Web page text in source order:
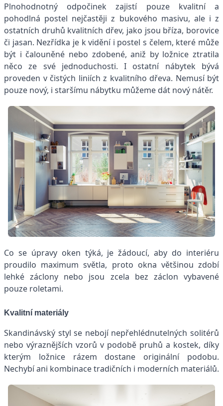
Plnohodnotný odpočinek zajistí pouze kvalitní a
pohodlná postel nejčastěji z bukového masivu, ale i z
ostatních druhů kvalitních dřev, jako jsou bříza, borovice
či jasan. Nezřídka je k vidění i postel s čelem, které může
být i čalouněné nebo zdobené, aniž by ložnice ztratila
něco ze své jednoduchosti. I ostatní nábytek bývá
proveden v čistých liniích z kvalitního dřeva. Nemusí být
pouze nový, i staršímu nábytku můžeme dát nový nátěr.
Co se úpravy oken týká, je žádoucí, aby do interiéru
proudilo maximum světla, proto okna většinou zdobí
lehké záclony nebo jsou zcela bez záclon vybavené
pouze roletami.
Kvalitní materiály
Skandinávský styl se nebojí nepřehlédnutelných solitérů
nebo výraznějších vzorů v podobě pruhů a kostek, díky
kterým ložnice rázem dostane originální podobu.
Nechybí ani kombinace tradičních i moderních materiálů.